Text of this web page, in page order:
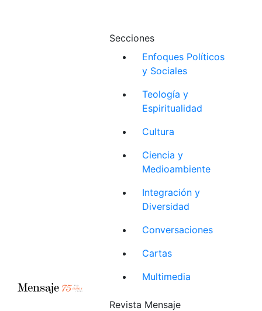
Secciones
Enfoques Políticos
y Sociales
Teología y
Espiritualidad
Cultura
Ciencia y
Medioambiente
Integración y
Diversidad
Conversaciones
Cartas
Multimedia
Revista Mensaje